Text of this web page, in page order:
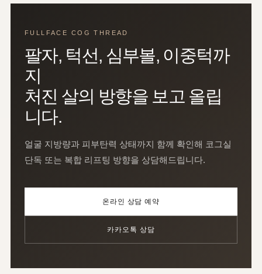
FULLFACE COG THREAD
팔자, 턱선, 심부볼, 이중턱까
지
처진 살의 방향을 보고 올립
니다.
얼굴 지방량과 피부탄력 상태까지 함께 확인해 코그실
단독 또는 복합 리프팅 방향을 상담해드립니다.
온라인 상담 예약
카카오톡 상담